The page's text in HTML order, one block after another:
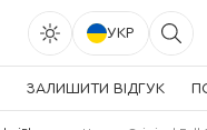
УКР
ЗАЛИШИТИ ВІДГУК